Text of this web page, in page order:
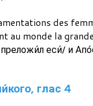
des
au monde la
еси́/ и
глас 4